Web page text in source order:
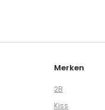
Merken
2B
Kiss